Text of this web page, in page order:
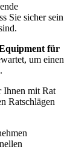
Sie sicher sein
für
um einen
Ihnen mit Rat
Ratschlägen